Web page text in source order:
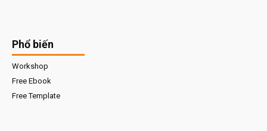
Phổ biến
Workshop
Free Ebook
Free Template